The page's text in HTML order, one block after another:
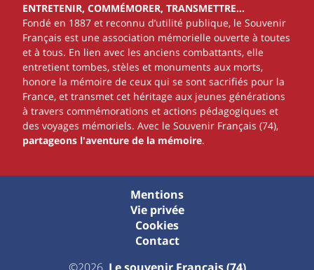
ENTRETENIR, COMMÉMORER, TRANSMETTRE…
Fondé en 1887 et reconnu d’utilité publique, le Souvenir
Français est une association mémorielle ouverte à toutes
et à tous. En lien avec les anciens combattants, elle
entretient tombes, stèles et monuments aux morts,
honore la mémoire de ceux qui se sont sacrifiés pour la
France, et transmet cet héritage aux jeunes générations
à travers commémorations et actions pédagogiques et
des voyages mémoriels. Avec le Souvenir Français (74),
partageons l'aventure de la mémoire.
Mentions
Vie privée
Cookies
Contact